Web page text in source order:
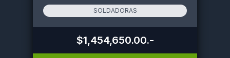
REFORZADA • STARMIG-250
SOLDADORAS
$1,454,650.00.-